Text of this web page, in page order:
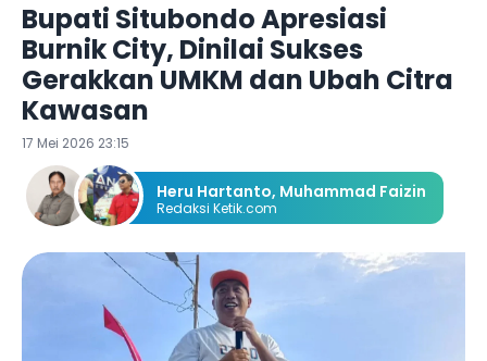
Bupati Situbondo Apresiasi
Burnik City, Dinilai Sukses
Gerakkan UMKM dan Ubah Citra
Kawasan
17 Mei 2026 23:15
Heru Hartanto, Muhammad Faizin
Redaksi Ketik.com